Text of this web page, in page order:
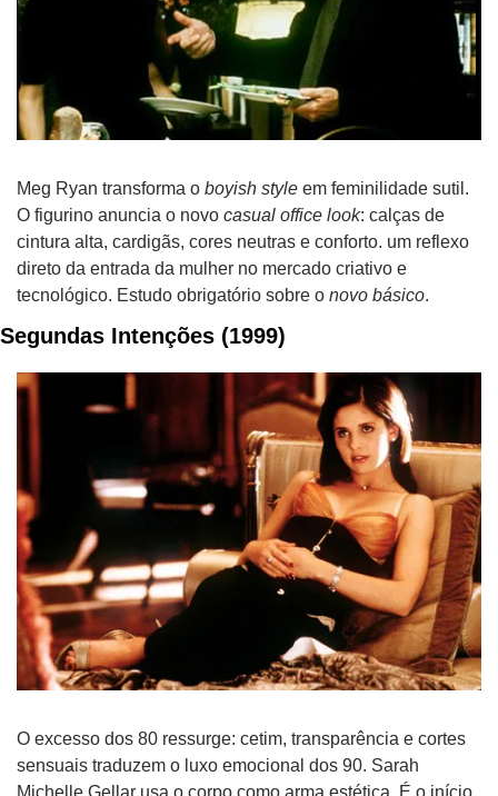
Meg Ryan transforma o boyish style em feminilidade sutil.
O figurino anuncia o novo casual office look: calças de
cintura alta, cardigãs, cores neutras e conforto. um reflexo
direto da entrada da mulher no mercado criativo e
tecnológico. Estudo obrigatório sobre o novo básico.
Segundas Intenções (1999)
O excesso dos 80 ressurge: cetim, transparência e cortes
sensuais traduzem o luxo emocional dos 90. Sarah
Michelle Gellar usa o corpo como arma estética. É o início